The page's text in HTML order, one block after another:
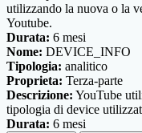
utilizzando la nuova o la
Youtube.
Durata: 6 mesi
Nome: DEVICE_INFO
Tipologia: analitico
Proprieta: Terza-parte
Descrizione: YouTube
tipologia di device
Durata: 6 mesi